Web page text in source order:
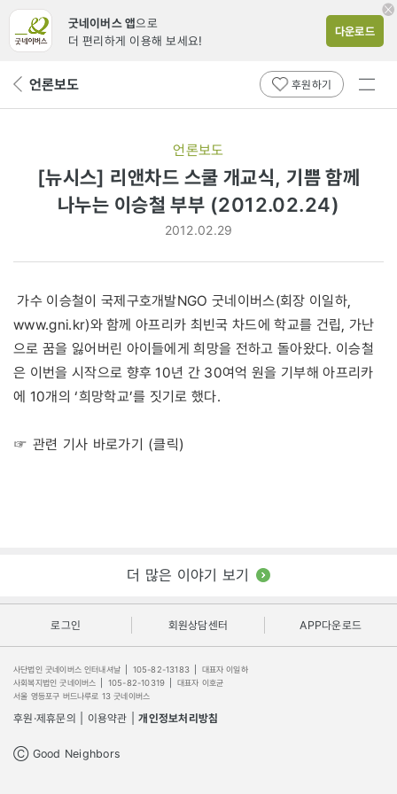
굿네이버스 앱으로
더 편리하게 이용해 보세요!
다운로드
뒤 언론보도 후원하기
전체
언론보도
[뉴시스] 리앤차드 스쿨 개교식, 기쁨 함께
나누는 이승철 부부 (2012.02.24)
2012.02.29
가수 이승철이 국제구호개발NGO 굿네이버스(회장 이일하,
www.gni.kr)와 함께 아프리카 최빈국 차드에 학교를 건립, 가난
으로 꿈을 잃어버린 아이들에게 희망을 전하고 돌아왔다. 이승철
은 이번을 시작으로 향후 10년 간 30여억 원을 기부해 아프리카
에 10개의 ‘희망학교’를 짓기로 했다.
☞ 관련 기사 바로가기 (클릭)
더 많은 이야기 보기
로그인 회원상담센터 APP다운로드
사단법인 굿네이버스 인터내셔날 105-82-13183
대표자 이일하
사회복지법인 굿네이버스
105-82-10319
대표자 이호균
서울 영등포구 버드나루로 13 굿네이버스
후원·제휴문의 이용약관 개인정보처리방침
Ⓒ Good Neighbors